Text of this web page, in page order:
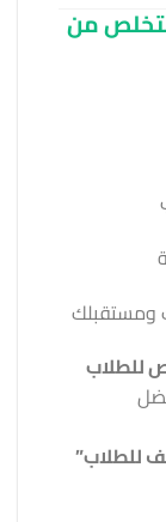
من
ومستقبلك
للطلاب
للطلاب”